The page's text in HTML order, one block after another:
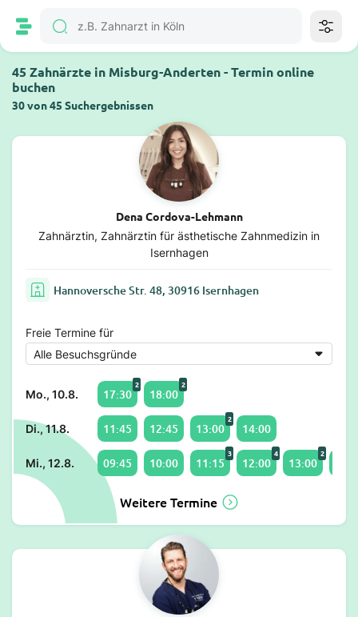
45 Zahnärzte in Misburg-Anderten - Termin online
buchen
30 von 45 Suchergebnissen
Dena Cordova-Lehmann
Zahnärztin, Zahnärztin für ästhetische Zahnmedizin in
Isernhagen
Hannoversche Str. 48, 30916 Isernhagen
Freie Termine für
Mo., 10.8. 17:30
2
18:00
2
Di., 11.8. 11:45 12:45 13:00
2
14:00
Mi., 12.8. 09:45 10:00 11:15
3
12:00
4
13:00
2
Weitere Termine